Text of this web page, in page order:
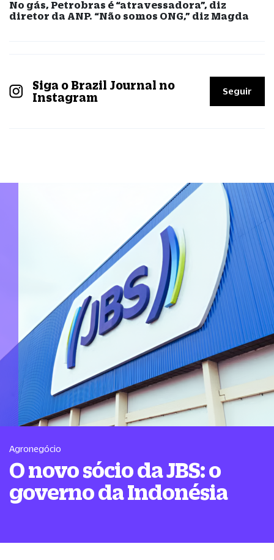
No gás, Petrobras é “atravessadora”, diz
diretor da ANP. “Não somos ONG,” diz Magda
Siga o Brazil Journal no
Instagram
Seguir
Agronegócio
O novo sócio da JBS: o
governo da Indonésia